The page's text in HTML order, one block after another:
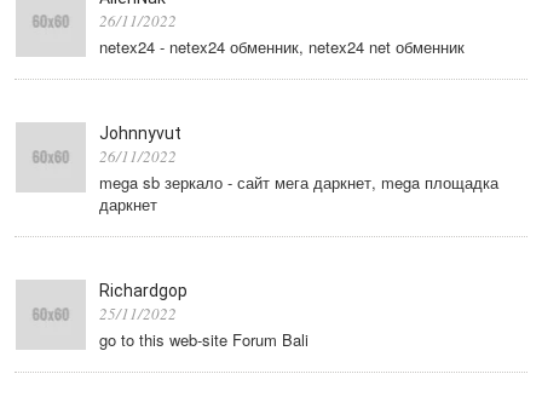
26/11/2022
netex24 - netex24 обменник, netex24 net обменник
Johnnyvut
26/11/2022
mega sb зеркало - сайт мега даркнет, mega площадка
даркнет
Richardgop
25/11/2022
go to this web-site Forum Bali